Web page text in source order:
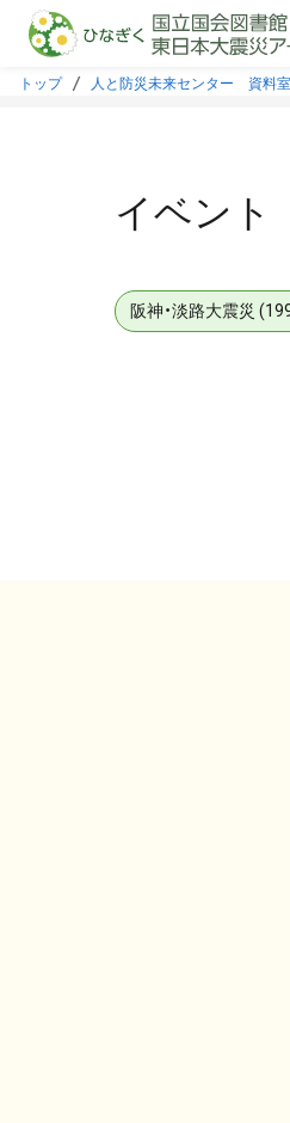
本文に飛ぶ
トップ 人と防災未来センター 資料室
イベント
阪神・淡路大震災